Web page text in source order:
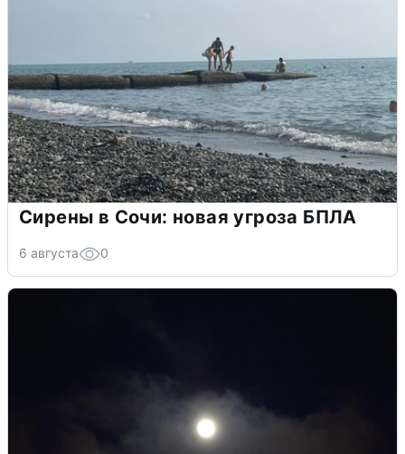
Сирены в Сочи: новая угроза БПЛА
6 августа 0